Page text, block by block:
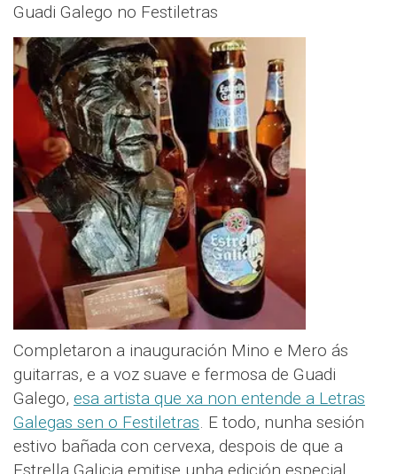
Guadi Galego no Festiletras
Completaron a inauguración Mino e Mero ás
guitarras, e a voz suave e fermosa de Guadi
Galego, esa artista que xa non entende a Letras
Galegas sen o Festiletras . E todo, nunha sesión
estivo bañada con cervexa, despois de que a
Estrella Galicia emitise unha edición especial